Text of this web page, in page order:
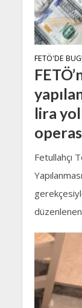
FETÖ'DE
lira
Fetullahçı